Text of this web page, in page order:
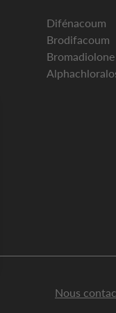
Difénacoum
Brodifacoum
Bromadiolone
Nous
de